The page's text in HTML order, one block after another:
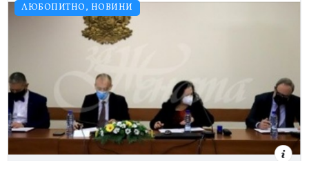
ЛЮБОПИТНО, НОВИНИ